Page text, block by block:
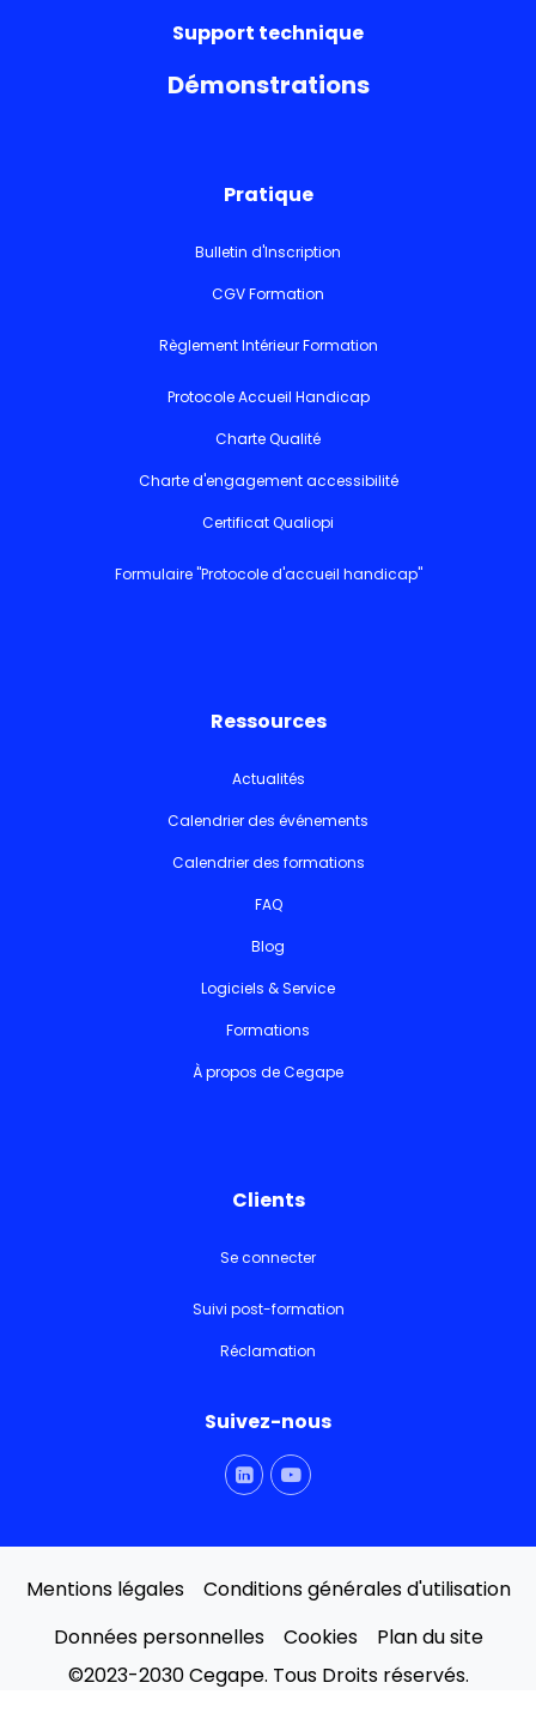
Support technique
Démonstrations
Pratique
Bulletin d'Inscription
CGV Formation
Règlement Intérieur Formation
Protocole Accueil Handicap
Charte Qualité
Charte d'engagement accessibilité
Certificat Qualiopi
Formulaire "Protocole d'accueil handicap"
Ressources
Actualités
Calendrier des événements
Calendrier des formations
FAQ
Blog
Logiciels & Service
Formations
À propos de Cegape
Clients
Se connecter
Suivi post-formation
Réclamation
Suivez-nous
Mentions légales
Conditions générales d'utilisation
Données personnelles
Cookies
Plan du site
©2023-2030 Cegape. Tous Droits réservés.